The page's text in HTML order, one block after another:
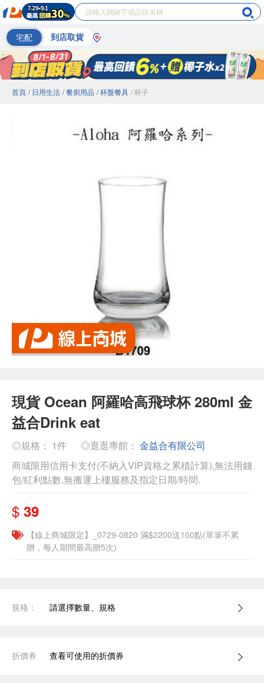
宅配 到店取貨
首頁 / 日用生活 / 餐廚用品 / 杯盤餐具 / 杯子
現貨 Ocean 阿羅哈高飛球杯 280ml 金
益合Drink eat
◎規格： 1件 ◎逛逛專館： 金益合有限公司
商城限用信用卡支付(不納入VIP資格之累積計算),無法用錢
包/紅利點數,無搬運上樓服務及指定日期/時間.
$ 39
【線上商城限定】_0729-0820 滿$2200送100點(單筆不累
贈，每人期間最高贈5次)
規格： 請選擇數量、規格
折價券 查看可使用的折價券